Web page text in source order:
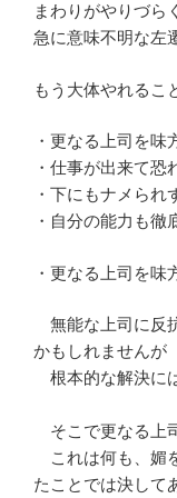
まわりがやりづら
急に意味不明な左
もう大体やれるこ
・更なる上司を味
・仕事が出来て恐
・下にもナメられ
・自分の能力も徹
・更なる上司を味
無能な上司に反
かもしれませんが
根本的な解決に
そこで更なる上
これは何も、媚
たことでは決して